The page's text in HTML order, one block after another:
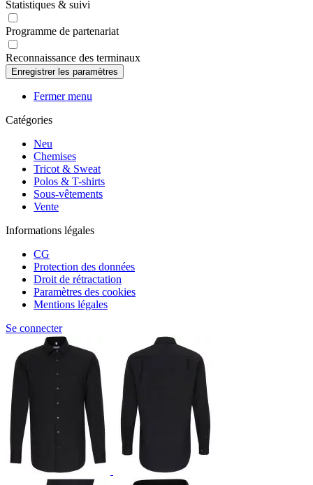
Statistiques & suivi
Programme de partenariat
Reconnaissance des terminaux
Fermer menu
Catégories
Neu
Chemises
Tricot & Sweat
Polos & T-shirts
Sous-vêtements
Vente
Informations légales
CG
Protection des données
Droit de rétractation
Paramètres des cookies
Mentions légales
Se connecter